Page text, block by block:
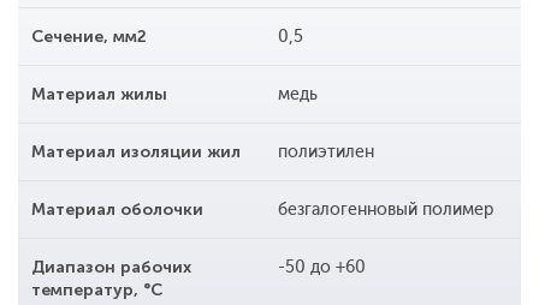
Сечение, мм2 0,5
Материал жилы медь
Материал изоляции жил полиэтилен
Материал оболочки безгалогенновый полимер
Диапазон рабочих
температур, °С
-50 до +60